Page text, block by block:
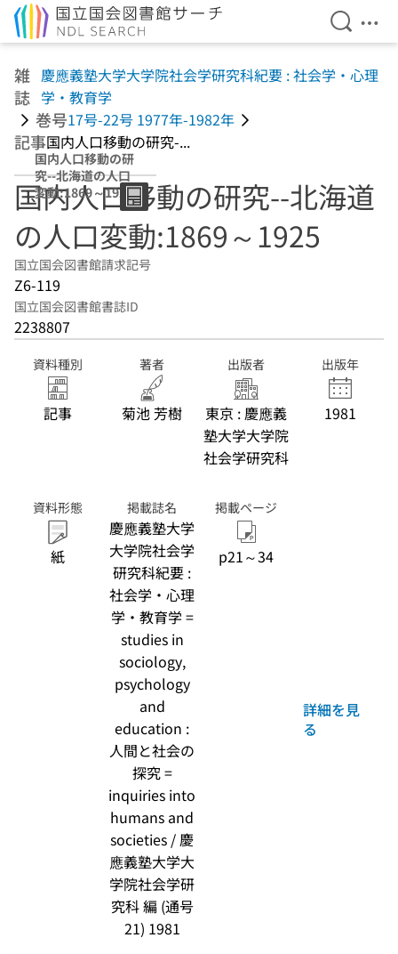
検索を
メ
雑
誌
慶應義塾大学大学院社会学研究科紀要 : 社会学・心理
学・教育学
巻号17号-22号 1977年-1982年
記事国内人口移動の研究-...
国内人口移動の研
究--北海道の人口
変動:1869～1925
国内人口移動の研究--北海道
の人口変動:1869～1925
国立国会図書館請求記号
Z6-119
国立国会図書館書誌ID
2238807
資料種別
記事
著者
菊池 芳樹
出版者
東京 : 慶應義
塾大学大学院
社会学研究科
出版年
1981
資料形態
紙
掲載誌名
慶應義塾大学
大学院社会学
研究科紀要 :
社会学・心理
学・教育学 =
studies in
sociology,
psychology
and
education :
人間と社会の
探究 =
inquiries into
humans and
societies / 慶
應義塾大学大
学院社会学研
究科 編 (通号
21) 1981
掲載ページ
p21～34
詳細を見
る